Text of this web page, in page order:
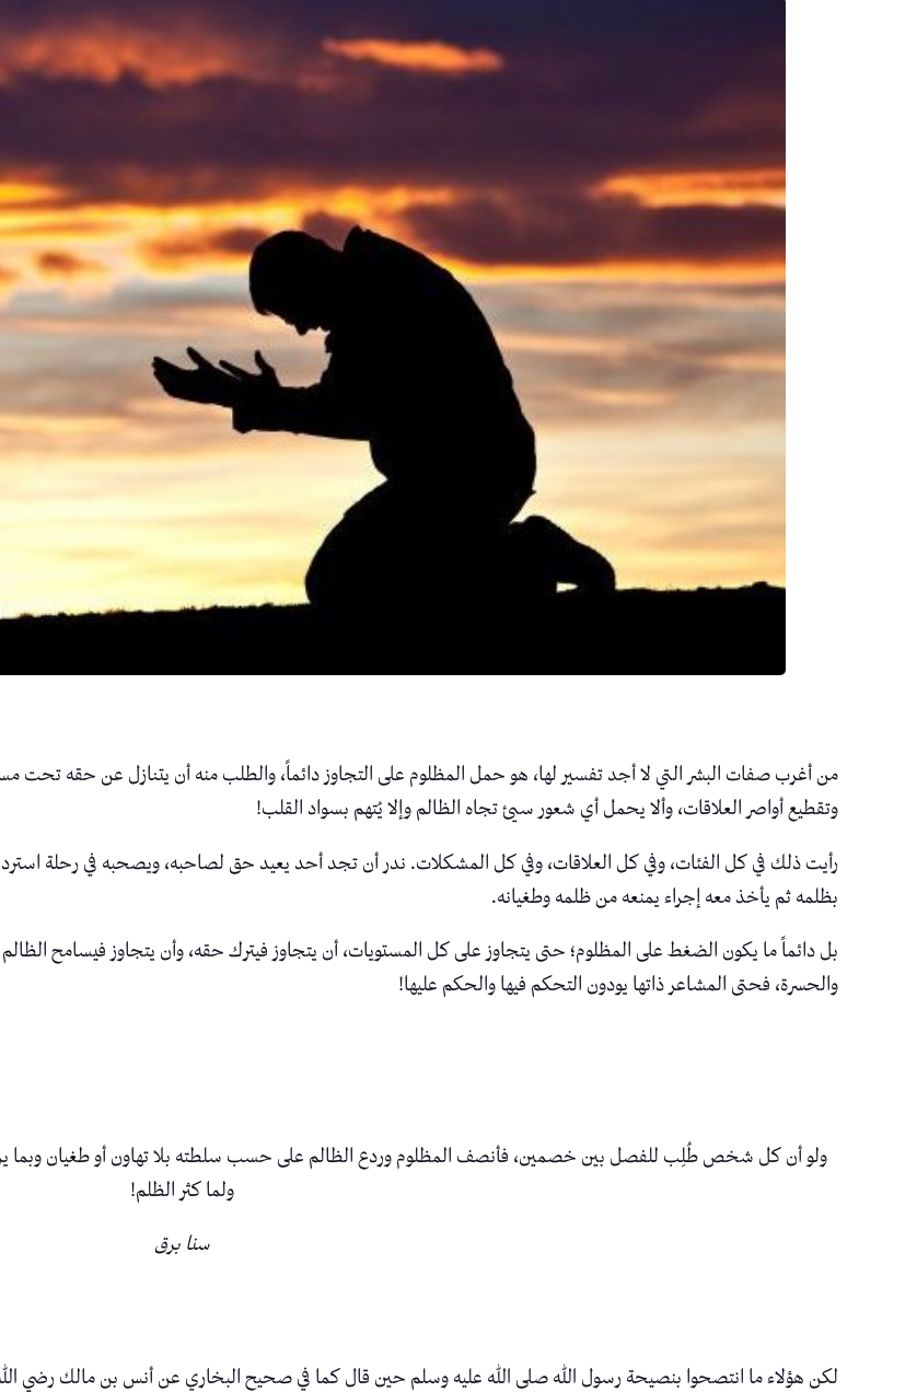
من أغرب صفات البشر التي لا أجد تفسير لها، هو حمل المظلوم على التجاوز دائماً، والطلب منه أن يتنازل عن حقه تحت
وتقطيع أواصر العلاقات، وألا يحمل أي شعور سيئ تجاه الظالم وإلا يُتهم بسواد القلب!
رأيت ذلك في كل الفئات، وفي كل العلاقات، وفي كل المشكلات. ندر أن تجد أحد يعيد حق لصاحبه، ويصحبه في رحلة
بظلمه ثم يأخذ معه إجراء يمنعه من ظلمه وطغيانه.
بل دائماً ما يكون الضغط على المظلوم؛ حتى يتجاوز على كل المستويات، أن يتجاوز فيترك حقه، وأن يتجاوز فيسامح
والحسرة، فحتى المشاعر ذاتها يودون التحكم فيها والحكم عليها!
ولو أن كل شخص طُلِب للفصل بين خصمين، فأنصف المظلوم وردع الظالم على حسب سلطته بلا تهاون أو طغيان وبما
ولما كثر الظلم!
سنا برق
لكن هؤلاء ما انتصحوا بنصيحة رسول الله صلى الله عليه وسلم حين قال كما في صحيح البخاري عن أنس بن مالك رضي